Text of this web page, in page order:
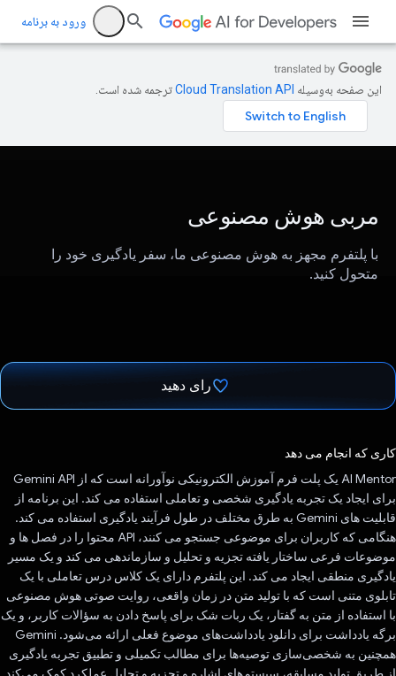
ورود به برنامه
این صفحه به‌وسیله ترجمه شده است.
مربی هوش مصنوعی
با پلتفرم مجهز به هوش مصنوعی ما، سفر یادگیری خود را
متحول کنید.
رای دهید
کاری که انجام می دهد
AI Mentor یک پلت فرم آموزش الکترونیکی نوآورانه است که از Gemini API
برای ایجاد یک تجربه یادگیری شخصی و تعاملی استفاده می کند. این برنامه از
قابلیت های Gemini به طرق مختلف در طول فرآیند یادگیری استفاده می کند.
هنگامی که کاربران برای موضوعی جستجو می کنند، API محتوا را در فصل ها و
موضوعات فرعی ساختار یافته تجزیه و تحلیل و سازماندهی می کند و یک مسیر
یادگیری منطقی ایجاد می کند. این پلتفرم دارای یک کلاس درس تعاملی با یک
تابلوی متنی است که با تولید متن در زمان واقعی، روایت صوتی هوش مصنوعی
با استفاده از متن به گفتار، یک ربات شک برای پاسخ دادن به سؤالات کاربر، و یک
برگه یادداشت برای دانلود یادداشت‌های موضوع فعلی ارائه می‌شود. Gemini
همچنین به شخصی‌سازی توصیه‌ها برای مطالب تکمیلی و تطبیق تجربه یادگیری